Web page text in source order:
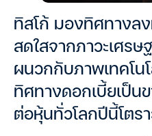
ทิสโก้ มองทิศทางล
สดใสจากภาวะเศรษ
ผนวกกับภาพเทคโน
ทิศทางดอกเบี้ยเป็น
ต่อหุ้นทั่วโลกปีนี้โตรา